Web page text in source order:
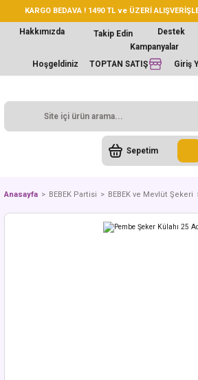
KARGO BEDAVA ! 1490 TL ve ÜZERİ
Hakkımızda Takip Edin Destek
Kampanyalar
Hoşgeldiniz
TOPTAN SATIŞ Giriş
Sepetim
Anasayfa BEBEK Partisi BEBEK ve Mevlüt Şekeri